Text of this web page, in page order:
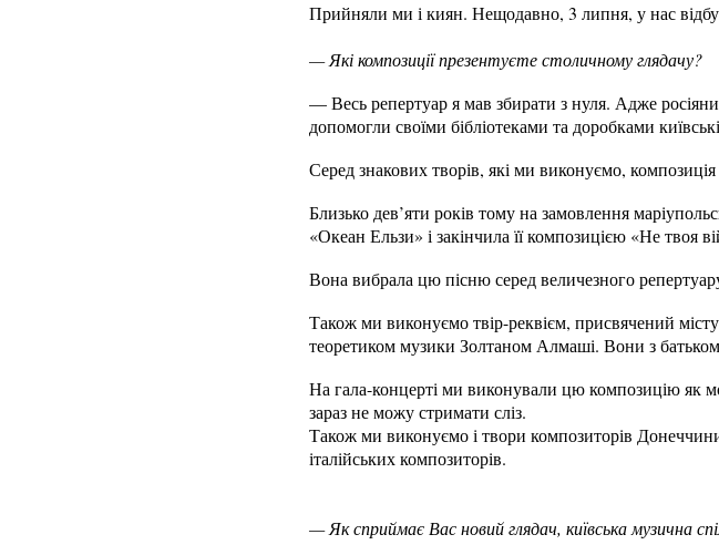
Прийняли ми і киян. Нещодавно, 3 липня, у нас
— Які композиції презентуєте столичному глядачу?
— Весь репертуар я мав збирати з нуля. Адже
допомогли своїми бібліотеками та доробками
Серед знакових творів, які ми виконуємо,
Близько дев’яти років тому на замовлення
«Океан Ельзи» і закінчила її композицією «Не твоя
Вона вибрала цю пісню серед величезного
Також ми виконуємо твір-реквієм, присвячений
теоретиком музики Золтаном Алмаші. Вони з
На гала-концерті ми виконували цю композицію як
зараз не можу стримати сліз.
Також ми виконуємо і твори композиторів
італійських композиторів.
— Як сприймає Вас новий глядач, київська музична